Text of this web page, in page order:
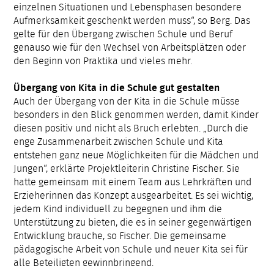
einzelnen Situationen und Lebensphasen besondere
Aufmerksamkeit geschenkt werden muss“, so Berg. Das
gelte für den Übergang zwischen Schule und Beruf
genauso wie für den Wechsel von Arbeitsplätzen oder
den Beginn von Praktika und vieles mehr.
Übergang von Kita in die Schule gut gestalten
Auch der Übergang von der Kita in die Schule müsse
besonders in den Blick genommen werden, damit Kinder
diesen positiv und nicht als Bruch erlebten. „Durch die
enge Zusammenarbeit zwischen Schule und Kita
entstehen ganz neue Möglichkeiten für die Mädchen und
Jungen“, erklärte Projektleiterin Christine Fischer. Sie
hatte gemeinsam mit einem Team aus Lehrkräften und
Erzieherinnen das Konzept ausgearbeitet. Es sei wichtig,
jedem Kind individuell zu begegnen und ihm die
Unterstützung zu bieten, die es in seiner gegenwärtigen
Entwicklung brauche, so Fischer. Die gemeinsame
pädagogische Arbeit von Schule und neuer Kita sei für
alle Beteiligten gewinnbringend.